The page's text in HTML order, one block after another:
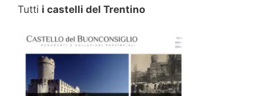
Tutti i castelli del Trentino